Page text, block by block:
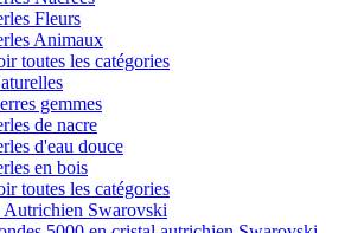
Fleurs
Animaux
toutes les catégories
gemmes
de nacre
d'eau douce
en bois
toutes les catégories
Autrichien Swarovski